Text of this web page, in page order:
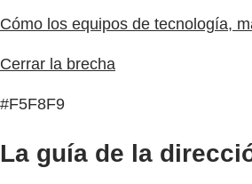
Cómo los equipos de tecnología,
Cerrar la brecha
#F5F8F9
La guía de la